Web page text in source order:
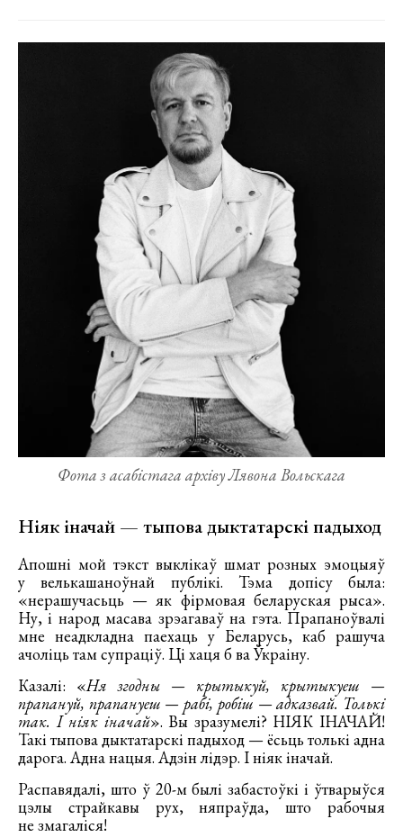
Фота з асабістага архіву Лявона Вольскага
Ніяк іначай — тыпова дыктатарскі падыход
Апошні мой тэкст выклікаў шмат розных эмоцыяў
у велькашаноўнай публікі. Тэма допісу была:
«нерашучасьць — як фірмовая беларуская рыса».
Ну, і народ масава зрэагаваў на гэта. Прапаноўвалі
мне неадкладна паехаць у Беларусь, каб рашуча
ачоліць там супраціў. Ці хаця б ва Ўкраіну.
Казалі: «Ня згодны — крытыкуй, крытыкуеш —
прапануй, прапануеш — рабі, робіш — адказвай. Толькі
так. І ніяк іначай». Вы зразумелі? НІЯК ІНАЧАЙ!
Такі тыпова дыктатарскі падыход — ёсьць толькі адна
дарога. Адна нацыя. Адзін лідэр. І ніяк іначай.
Распавядалі, што ў 20-м былі забастоўкі і ўтварыўся
цэлы страйкавы рух, няпраўда, што рабочыя
не змагаліся!